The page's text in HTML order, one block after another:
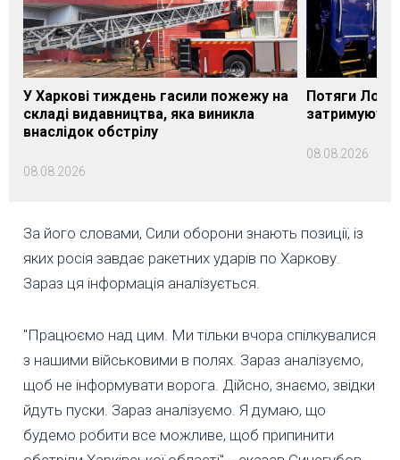
У Харкові тиждень гасили пожежу на
складі видавництва, яка виникла
внаслідок обстрілу
08.08.2026
Потяги
08.08.2026
За його словами, Сили оборони знають позиції, із
яких росія завдає ракетних ударів по Харкову.
Зараз ця інформація аналізується.
"Працюємо над цим. Ми тільки вчора спілкувалися
з нашими військовими в полях. Зараз аналізуємо,
щоб не інформувати ворога. Дійсно, знаємо, звідки
йдуть пуски. Зараз аналізуємо. Я думаю, що
будемо робити все можливе, щоб припинити